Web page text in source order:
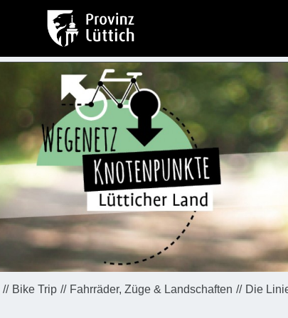
Bike Trip Fahrräder, Züge & Landschaften Die